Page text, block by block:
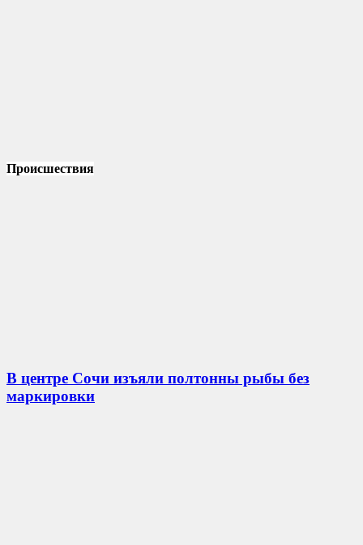
Происшествия
В центре Сочи изъяли полтонны рыбы без
маркировки